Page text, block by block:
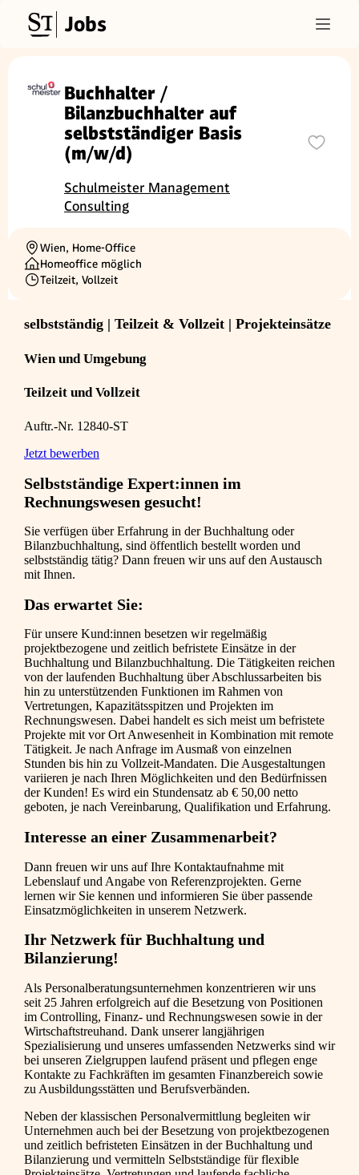
Jobs
Buchhalter /
Bilanzbuchhalter auf
selbstständiger Basis
(m/w/d)
Schulmeister Management
Consulting
Ortschaft
Wien, Home-Office
Homeoffice möglich
Beschäftigungsart
Teilzeit, Vollzeit
selbstständig | Teilzeit & Vollzeit | Projekteinsätze
Wien und Umgebung
Teilzeit und Vollzeit
Auftr.-Nr. 12840-ST
Jetzt bewerben
Selbstständige Expert:innen im
Rechnungswesen gesucht!
Sie verfügen über Erfahrung in der Buchhaltung oder
Bilanzbuchhaltung, sind öffentlich bestellt worden und
selbstständig tätig? Dann freuen wir uns auf den Austausch
mit Ihnen.
Das erwartet Sie:
Für unsere Kund:innen besetzen wir regelmäßig
projektbezogene und zeitlich befristete Einsätze in der
Buchhaltung und Bilanzbuchhaltung. Die Tätigkeiten reichen
von der laufenden Buchhaltung über Abschlussarbeiten bis
hin zu unterstützenden Funktionen im Rahmen von
Vertretungen, Kapazitätsspitzen und Projekten im
Rechnungswesen. Dabei handelt es sich meist um befristete
Projekte mit vor Ort Anwesenheit in Kombination mit remote
Tätigkeit. Je nach Anfrage im Ausmaß von einzelnen
Stunden bis hin zu Vollzeit-Mandaten. Die Ausgestaltungen
variieren je nach Ihren Möglichkeiten und den Bedürfnissen
der Kunden! Es wird ein Stundensatz ab € 50,00 netto
geboten, je nach Vereinbarung, Qualifikation und Erfahrung.
Interesse an einer Zusammenarbeit?
Dann freuen wir uns auf Ihre Kontaktaufnahme mit
Lebenslauf und Angabe von Referenzprojekten. Gerne
lernen wir Sie kennen und informieren Sie über passende
Einsatzmöglichkeiten in unserem Netzwerk.
Ihr Netzwerk für Buchhaltung und
Bilanzierung!
Als Personalberatungsunternehmen konzentrieren wir uns
seit 25 Jahren erfolgreich auf die Besetzung von Positionen
im Controlling, Finanz- und Rechnungswesen sowie in der
Wirtschaftstreuhand. Dank unserer langjährigen
Spezialisierung und unseres umfassenden Netzwerks sind wir
bei unseren Zielgruppen laufend präsent und pflegen enge
Kontakte zu Fachkräften im gesamten Finanzbereich sowie
zu Ausbildungsstätten und Berufsverbänden.
Neben der klassischen Personalvermittlung begleiten wir
Unternehmen auch bei der Besetzung von projektbezogenen
und zeitlich befristeten Einsätzen in der Buchhaltung und
Bilanzierung und vermitteln Selbstständige für flexible